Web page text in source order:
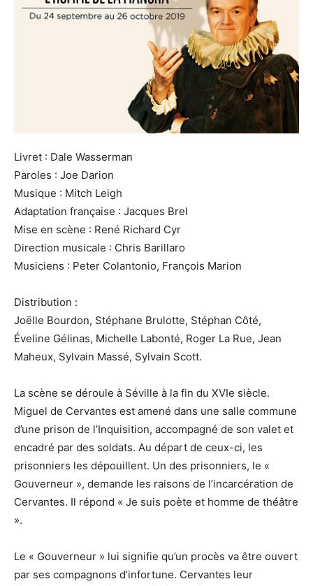
Livret : Dale Wasserman
Paroles : Joe Darion
Musique : Mitch Leigh
Adaptation française : Jacques Brel
Mise en scène : René Richard Cyr
Direction musicale : Chris Barillaro
Musiciens : Peter Colantonio, François Marion
Distribution :
Joëlle Bourdon, Stéphane Brulotte, Stéphan Côté,
Éveline Gélinas, Michelle Labonté, Roger La Rue, Jean
Maheux, Sylvain Massé, Sylvain Scott.
La scène se déroule à Séville à la fin du XVIe siècle.
Miguel de Cervantes est amené dans une salle commune
d’une prison de l’Inquisition, accompagné de son valet et
encadré par des soldats. Au départ de ceux-ci, les
prisonniers les dépouillent. Un des prisonniers, le «
Gouverneur », demande les raisons de l’incarcération de
Cervantes. Il répond « Je suis poète et homme de théâtre
».
Le « Gouverneur » lui signifie qu’un procès va être ouvert
par ses compagnons d’infortune. Cervantes leur